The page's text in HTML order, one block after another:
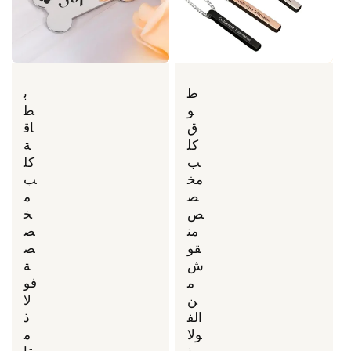
ب
ط
اق
ة
كل
ب
م
خ
ص
ص
ة
فو
لا
ذ
م
ط
و
ق
كل
ب
مخ
ص
ص
من
قو
ش
م
ن
الف
ولا